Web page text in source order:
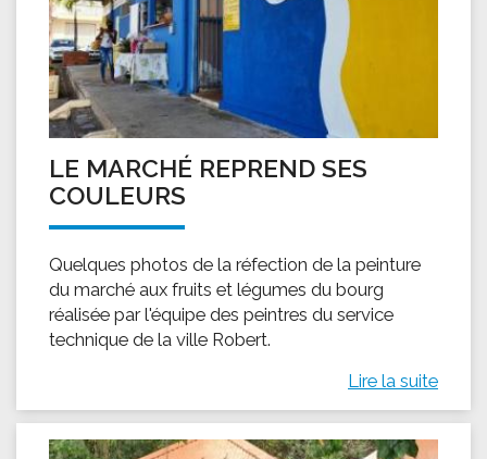
LE MARCHÉ REPREND SES
COULEURS
Quelques photos de la réfection de la peinture
du marché aux fruits et légumes du bourg
réalisée par l'équipe des peintres du service
technique de la ville Robert.
Lire la suite